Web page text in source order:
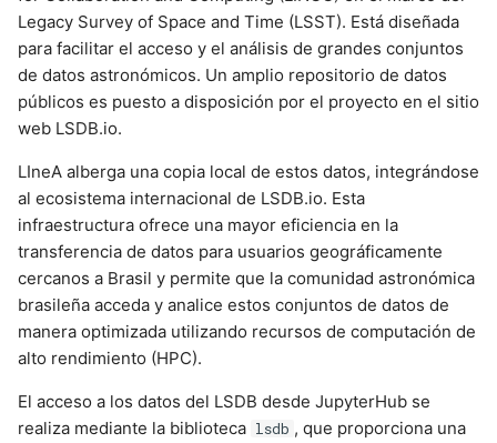
Legacy Survey of Space and Time (LSST). Está diseñada
para facilitar el acceso y el análisis de grandes conjuntos
de datos astronómicos. Un amplio repositorio de datos
públicos es puesto a disposición por el proyecto en el sitio
web LSDB.io.
LIneA alberga una copia local de estos datos, integrándose
al ecosistema internacional de LSDB.io. Esta
infraestructura ofrece una mayor eficiencia en la
transferencia de datos para usuarios geográficamente
cercanos a Brasil y permite que la comunidad astronómica
brasileña acceda y analice estos conjuntos de datos de
manera optimizada utilizando recursos de computación de
alto rendimiento (HPC).
El acceso a los datos del LSDB desde JupyterHub se
realiza mediante la biblioteca lsdb , que proporciona una